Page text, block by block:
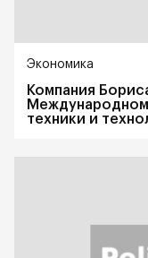
Экономика
Компания
техники и